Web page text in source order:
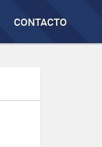
CONTACTO